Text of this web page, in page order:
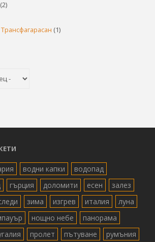
(2)
(1)
водни капки
водопад
гърция доломити есен
залез
зима изгрев италия
луна
нощно небе
панорама
пролет пътуване
румъния